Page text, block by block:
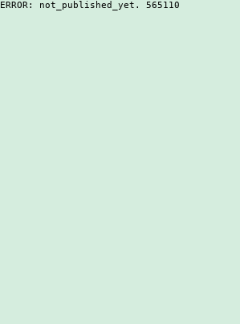
ERROR: not_published_yet. 565110